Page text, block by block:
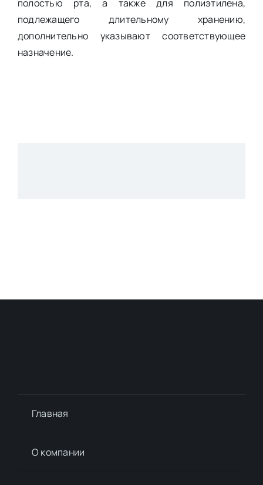
полостью рта, а также для полиэтилена,
подлежащего длительному хранению,
дополнительно указывают соответствующее
назначение.
Главная
О компании